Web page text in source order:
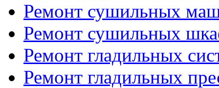
Ремонт сушильных
Ремонт сушильных
Ремонт гладильных
Ремонт гладильных